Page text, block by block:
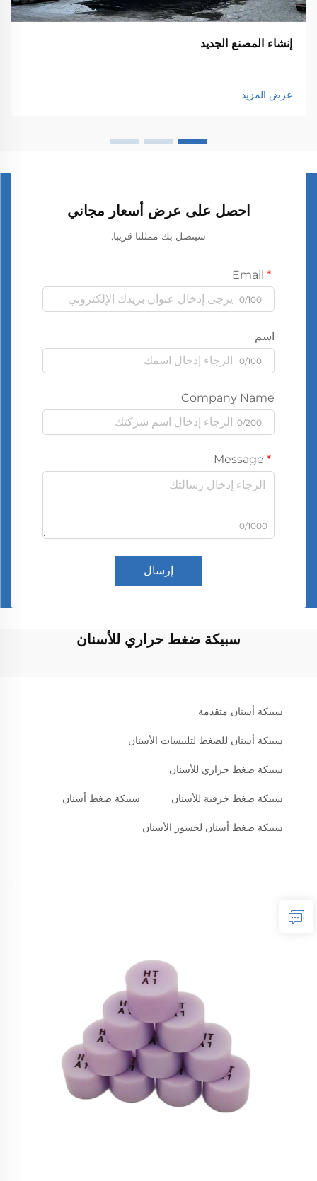
إنشاء المصنع الجديد
عرض المزيد
احصل على عرض أسعار مجاني
سيتصل بك ممثلنا قريبا.
0/100
اسم
0/100
Company Name
0/200
0/1000
إرسال
سبيكة ضغط حراري للأسنان
سبيكة أسنان متقدمة
سبيكة أسنان للضغط لتلبيسات الأسنان
سبيكة ضغط حراري للأسنان
سبيكة ضغط خزفية للأسنان سبيكة ضغط أسنان
سبيكة ضغط أسنان لجسور الأسنان